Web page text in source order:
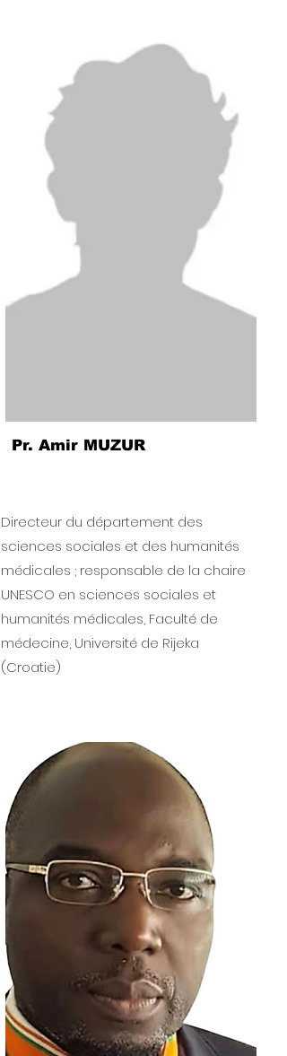
Pr. Amir MUZUR
Directeur du département des
sciences sociales et des humanités
médicales ; responsable de la chaire
UNESCO en sciences sociales et
humanités médicales, Faculté de
médecine, Université de Rijeka
(Croatie)